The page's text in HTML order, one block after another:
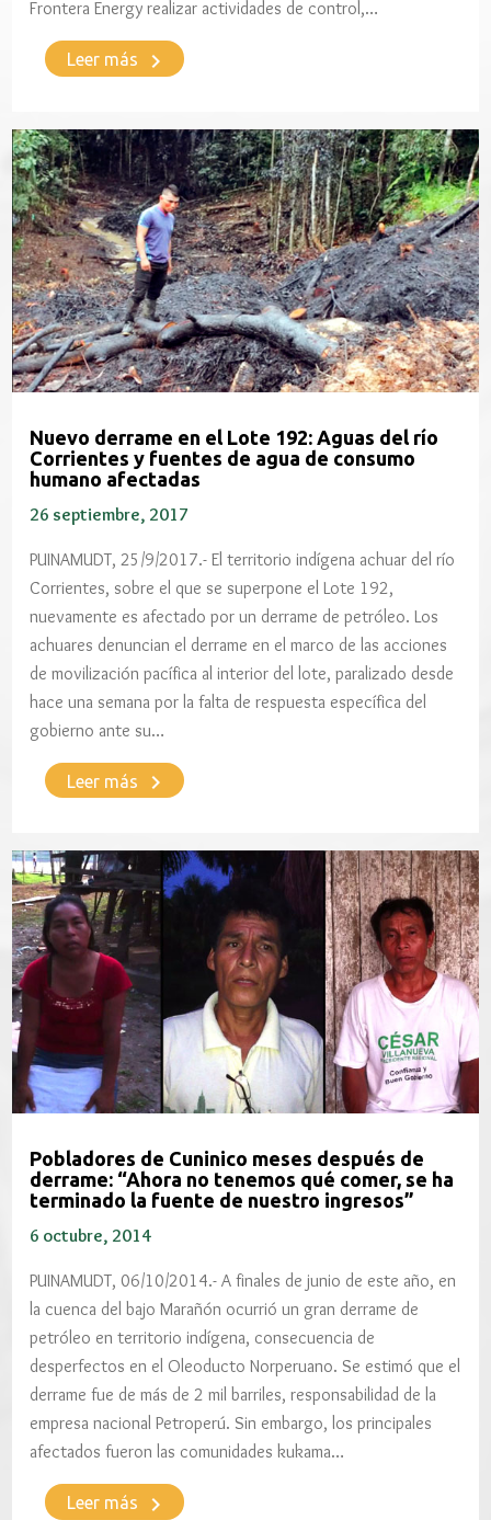
Frontera Energy realizar actividades de control,…
Leer más keyboard_arrow_right
Nuevo derrame en el Lote 192: Aguas del río
Corrientes y fuentes de agua de consumo
humano afectadas
26 septiembre, 2017
PUINAMUDT, 25/9/2017.- El territorio indígena achuar del río
Corrientes, sobre el que se superpone el Lote 192,
nuevamente es afectado por un derrame de petróleo. Los
achuares denuncian el derrame en el marco de las acciones
de movilización pacífica al interior del lote, paralizado desde
hace una semana por la falta de respuesta específica del
gobierno ante su…
Leer más keyboard_arrow_right
Pobladores de Cuninico meses después de
derrame: “Ahora no tenemos qué comer, se ha
terminado la fuente de nuestro ingresos”
6 octubre, 2014
PUINAMUDT, 06/10/2014.- A finales de junio de este año, en
la cuenca del bajo Marañón ocurrió un gran derrame de
petróleo en territorio indígena, consecuencia de
desperfectos en el Oleoducto Norperuano. Se estimó que el
derrame fue de más de 2 mil barriles, responsabilidad de la
empresa nacional Petroperú. Sin embargo, los principales
afectados fueron las comunidades kukama…
Leer más keyboard_arrow_right